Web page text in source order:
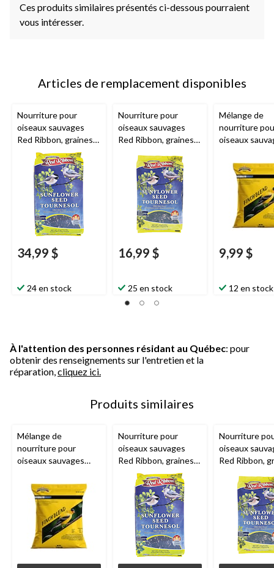
Ces produits similaires présentés ci-dessous pourraient
vous intéresser.
Articles de remplacement disponibles
Nourriture pour
oiseaux sauvages
Red Ribbon, graines
de tournesol, 9 kg
34,99 $
24 en stock
Nourriture pour
oiseaux sauvages
Red Ribbon, graines
16,99 $
25 en stock
Mélange de
nourriture
oiseaux
pinsons, 1,8
9,99 $
12 en stock
À l'attention des personnes résidant au Québec: pour
obtenir des renseignements sur l'entretien et la
réparation, cliquez ici.
Produits similaires
Mélange de
nourriture pour
oiseaux sauvages
pinsons, 1,8 kg
Nourriture pour
oiseaux sauvages
Red Ribbon, graines
de tournesol, 9 kg
Nourriture
oiseaux
Red Ribbon,